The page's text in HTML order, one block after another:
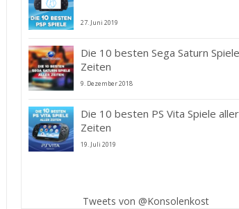
27. Juni 2019
Die 10 besten Sega Saturn
Zeiten
9. Dezember 2018
Die 10 besten PS Vita Spiele aller
Zeiten
19. Juli 2019
Tweets von @Konsolenkost